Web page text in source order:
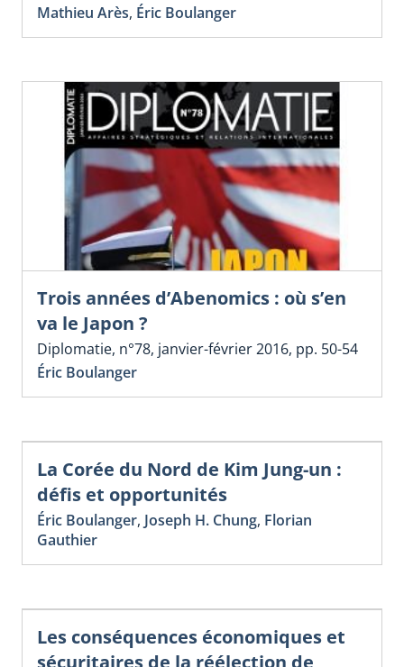
Mathieu Arès, Éric Boulanger
Trois années d’Abenomics : où s’en
va le Japon ?
Diplomatie, n°78, janvier-février 2016, pp. 50-54
Éric Boulanger
La Corée du Nord de Kim Jung-un :
défis et opportunités
Éric Boulanger, Joseph H. Chung, Florian
Gauthier
Les conséquences économiques et
sécuritaires de la réélection de